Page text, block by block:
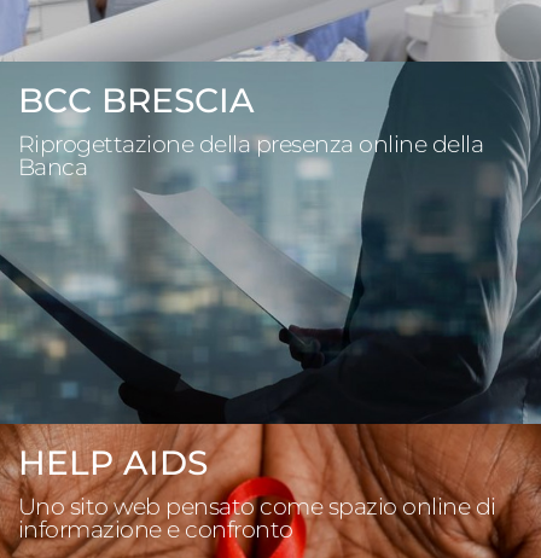
BCC BRESCIA
Riprogettazione della presenza online della
Banca
HELP AIDS
Uno sito web pensato come spazio online di
informazione e confronto